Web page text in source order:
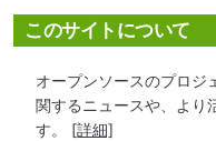
このサイトについて
オープンソースのプロジ
関するニュースや、より
す。 [詳細]